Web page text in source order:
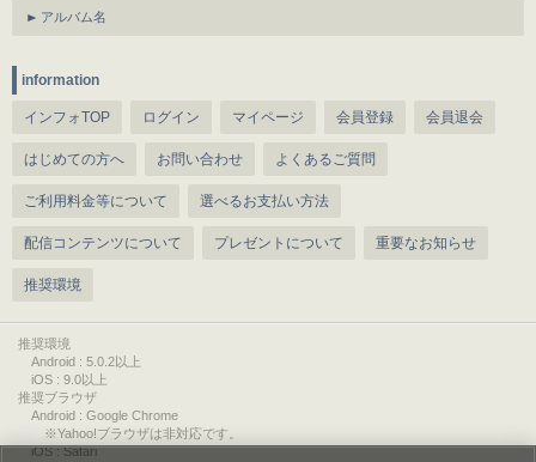
アルバム名
information
インフォTOP ログイン マイページ 会員登録 会員退会
はじめての方へ お問い合わせ よくあるご質問
ご利用料金等について 選べるお支払い方法
配信コンテンツについて プレゼントについて 重要なお知らせ
推奨環境
推奨環境
Android : 5.0.2以上
iOS : 9.0以上
推奨ブラウザ
Android : Google Chrome
※Yahoo!ブラウザは非対応です。
iOS : Safari